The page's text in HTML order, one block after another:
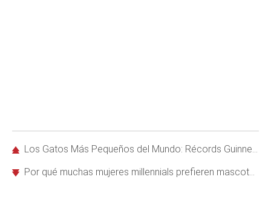
Los Gatos Más Pequeños del Mundo: Récords Guinness y Razas Miniatura
Por qué muchas mujeres millennials prefieren mascotas a la maternidad: datos y razones reales